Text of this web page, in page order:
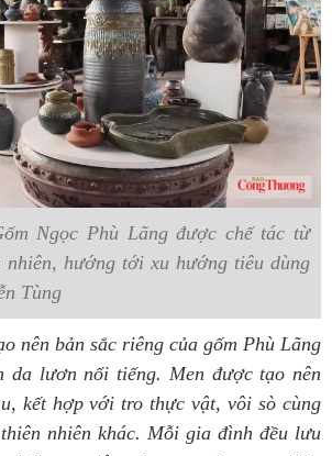
Ngọc Phù Lãng được chế tác từ
nhiên, hướng tới xu hướng tiêu dùng
Tùng
nên bản sắc riêng của gốm Phù Lãng
da lươn nổi tiếng. Men được tạo nên
kết hợp với tro thực vật, vôi sò cùng
nhiên khác. Mỗi gia đình đều lưu